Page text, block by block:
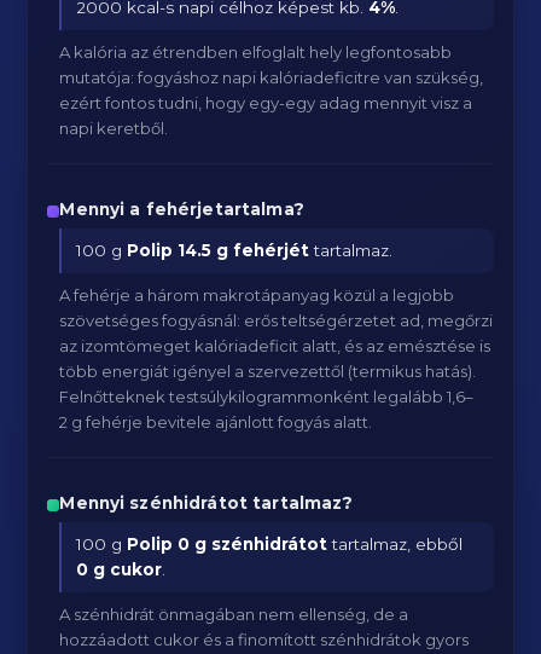
2000 kcal-s napi célhoz képest kb. 4%
A kalória az étrendben elfoglalt hely legfontosabb
mutatója: fogyáshoz napi kalóriadeficitre van szükség,
ezért fontos tudni, hogy egy-egy adag mennyit visz a
napi keretből.
Mennyi a fehérjetartalma?
100 g Polip 14.5 g fehérjéttartalmaz.
A fehérje a három makrotápanyag közül a legjobb
szövetséges fogyásnál: erős teltségérzetet ad, megőrzi
az izomtömeget kalóriadeficit alatt, és az emésztése is
több energiát igényel a szervezettől (termikus hatás).
Felnőtteknek testsúlykilogrammonként legalább 1,6–
2 g fehérje bevitele ajánlott fogyás alatt.
Mennyi szénhidrátot tartalmaz?
100 g Polip 0 g szénhidrátottartalmaz, ebből
0 g cukor
A szénhidrát önmagában nem ellenség, de a
hozzáadott cukor és a finomított szénhidrátok gyors